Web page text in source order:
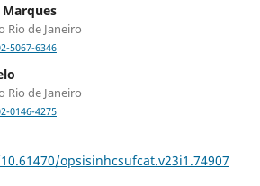
Rio de Janeiro
5067-6346
Rio de Janeiro
0146-4275
opsisinhcsufcat.v23i1.74907